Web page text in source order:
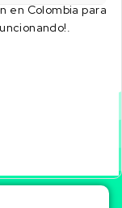
en Colombia para